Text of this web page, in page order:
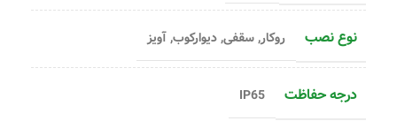
نوع نصب روکار, سقفی, دیوارکوب, آویز
درجه حفاظت IP65